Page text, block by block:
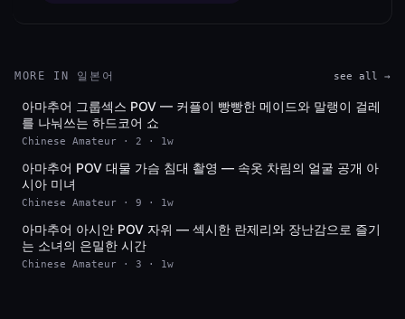
MORE IN 일본어 see all →
아마추어 그룹섹스 POV — 커플이 빵빵한 메이드와 말랭이 걸레
를 나눠쓰는 하드코어 쇼
Chinese Amateur · 2 · 1w
SD
아마추어 POV 대물 가슴 침대 촬영 — 속옷 차림의 얼굴 공개 아
시아 미녀
Chinese Amateur · 9 · 1w
SD
아마추어 아시안 POV 자위 — 섹시한 란제리와 장난감으로 즐기
는 소녀의 은밀한 시간
Chinese Amateur · 3 · 1w